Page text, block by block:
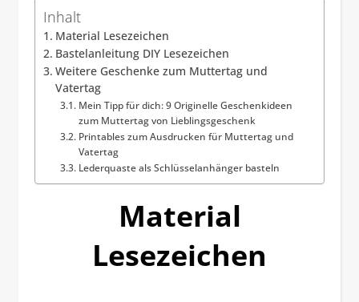
Inhalt
Material Lesezeichen
Bastelanleitung DIY Lesezeichen
Weitere Geschenke zum Muttertag und
Vatertag
Mein Tipp für dich: 9 Originelle Geschenkideen
zum Muttertag von Lieblingsgeschenk
Printables zum Ausdrucken für Muttertag und
Vatertag
Lederquaste als Schlüsselanhänger basteln
Material
Lesezeichen